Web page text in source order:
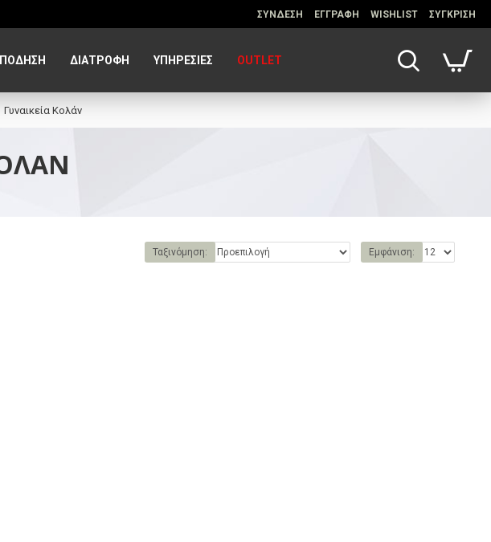
ΣΥΝΔΕΣΗ ΕΓΓΡΑΦΗ WISHLIST ΣΥΓΚΡΙΣΗ
ΔΙΑΤΡΟΦΉ ΥΠΗΡΕΣΊΕΣ OUTLET
Γυναικεία Κολάν
Ταξινόμηση: Εμφάνιση: